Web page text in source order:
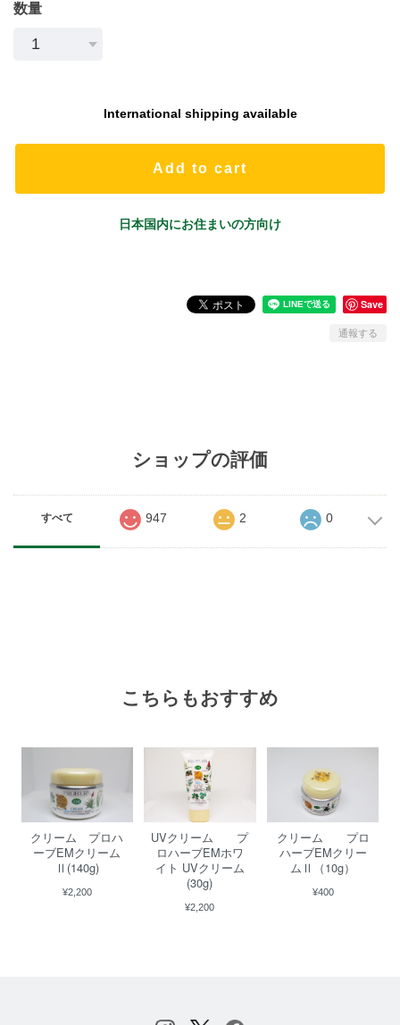
数量
International shipping available
Add to cart
日本国内にお住まいの方向け
Save
通報する
ショップの評価
すべて 947 2 0
こちらもおすすめ
クリーム プロハ
ーブEMクリーム
Ⅱ(140g)
¥2,200
UVクリーム プ
ロハーブEMホワ
イト UVクリーム
(30g)
¥2,200
クリーム プロ
ハーブEMクリー
ムⅡ（10g）
¥400